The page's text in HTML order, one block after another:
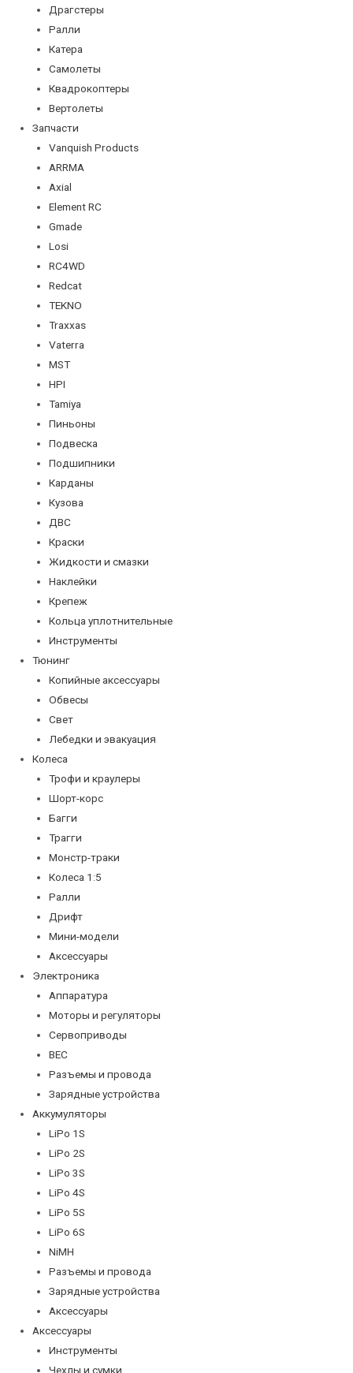
Драгстеры
Ралли
Катера
Самолеты
Квадрокоптеры
Вертолеты
Запчасти
Vanquish Products
ARRMA
Axial
Element RC
Gmade
Losi
RC4WD
Redcat
TEKNO
Traxxas
Vaterra
MST
HPI
Tamiya
Пиньоны
Подвеска
Подшипники
Карданы
Кузова
ДВС
Краски
Жидкости и смазки
Наклейки
Крепеж
Кольца уплотнительные
Инструменты
Тюнинг
Копийные аксессуары
Обвесы
Свет
Лебедки и эвакуация
Колеса
Трофи и краулеры
Шорт-корс
Багги
Трагги
Монстр-траки
Колеса 1:5
Ралли
Дрифт
Мини-модели
Аксессуары
Электроника
Аппаратура
Моторы и регуляторы
Сервоприводы
BEC
Разъемы и провода
Зарядные устройства
Аккумуляторы
LiPo 1S
LiPo 2S
LiPo 3S
LiPo 4S
LiPo 5S
LiPo 6S
NiMH
Разъемы и провода
Зарядные устройства
Аксессуары
Аксессуары
Инструменты
Чехлы и сумки